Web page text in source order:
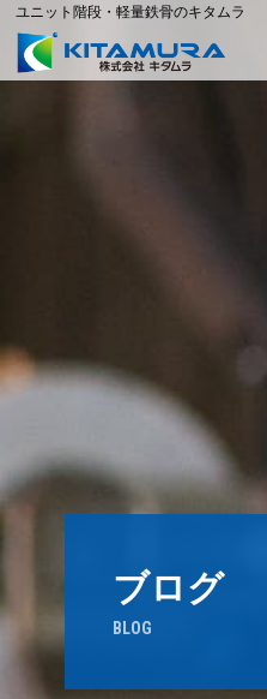
ユニット階段・軽量鉄骨のキタムラ
ブログ
BLOG